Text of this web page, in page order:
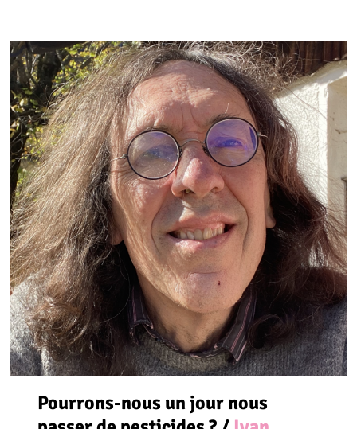
Pourrons-nous un jour nous